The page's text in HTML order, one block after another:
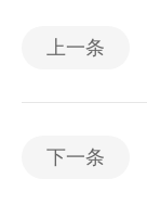
上一条
下一条